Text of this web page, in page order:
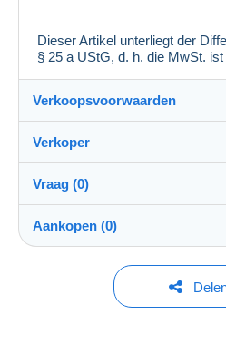
Dieser Artikel unterliegt der
§ 25 a UStG, d. h. die MwSt.
Verkoopsvoorwaarden
Bestemming:
Zie de lijst van landen
Eigenhandig:
Ja
Verzending na betaling
Verkoper
zackenprofi100%
PRO
Vraag (0)
Om een vraag te stellen
Aankopen (0)
Laatste